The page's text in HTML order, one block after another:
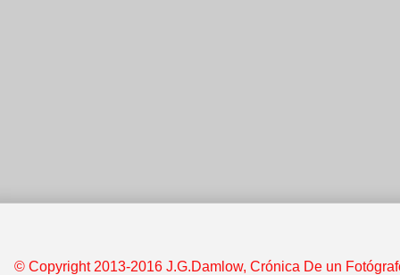
© Copyright 2013-2016 J.G.Damlow, Crónica De un